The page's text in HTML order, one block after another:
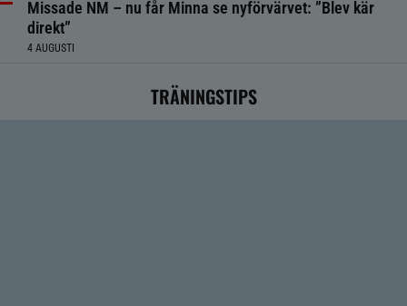
Missade NM – nu får Minna se nyförvärvet: ”Blev kär
direkt”
4 AUGUSTI
TRÄNINGSTIPS